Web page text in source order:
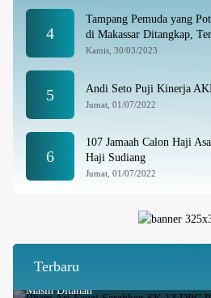
4
Tampang Pemuda yang
di Makassar Ditangkap,
Kamis, 30/03/2023
5 Andi Seto Puji Kinerja
Jumat, 01/07/2022
6
107 Jamaah Calon Haji
Haji Sudiang
Jumat, 01/07/2022
Terbaru
Ilham Ari Fauzi Serahkan SK 13 DPC
Masih Ditahan